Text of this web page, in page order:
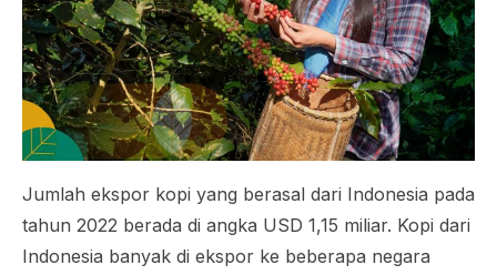
Jumlah ekspor kopi yang berasal dari Indonesia pada
tahun 2022 berada di angka USD 1,15 miliar. Kopi dari
Indonesia banyak di ekspor ke beberapa negara